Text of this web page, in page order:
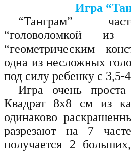
Игра
“Танграм”
“головоломкой
“геометрическим
одна из несложных
под силу ребенку с 3,5-
Игра очень проста
Квадрат 8х8 см из
одинаково
разрезают на 7
получается 2